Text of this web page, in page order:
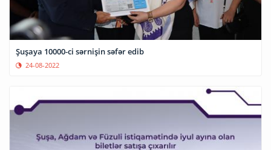
Şuşaya 10000-ci sərnişin səfər edib
24-08-2022